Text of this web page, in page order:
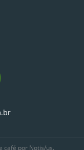
café por Notis/us.